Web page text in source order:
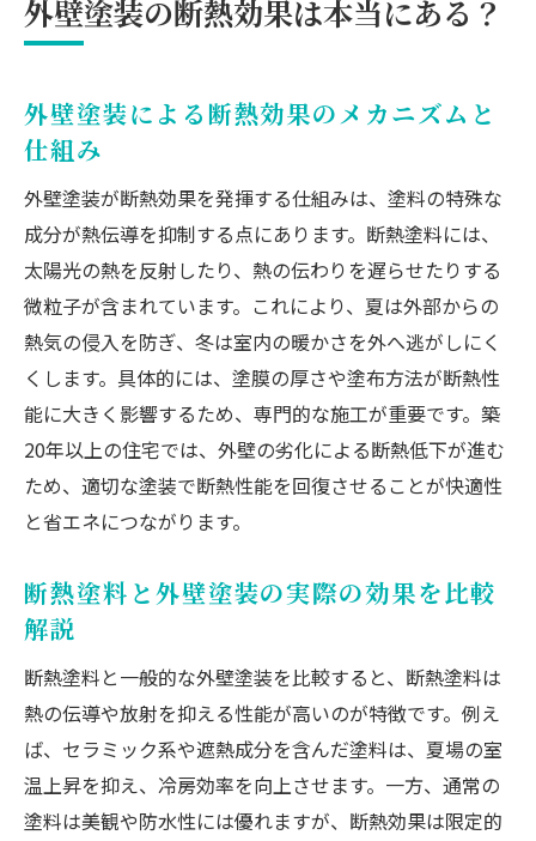
断熱壁や外壁塗装の補助金申請方法と注意
補助金でお得に実現する外壁塗装のポイン
断熱塗料の導入で補助金を活用する手順
外壁塗装と補助金を組み合わせた費用対策
省エネ外壁塗装で補助金を最大限に活用す
る
外壁塗装で長持ちする家を目指す方法
外壁塗装で家を長持ちさせるためのメンテ
ナンス術
断熱塗料を使った外壁塗装の耐久性向上策
外壁塗装の断熱効果を維持する定期点検の
重要性
長寿命な外壁塗装の秘訣と選び方のポイン
断熱壁と外壁塗装の効果的な組み合わせ事
外壁塗装の断熱効果は本当にある？
外壁塗装による断熱効果のメカニズムと
仕組み
外壁塗装が断熱効果を発揮する仕組みは、塗料の特殊な
成分が熱伝導を抑制する点にあります。断熱塗料には、
太陽光の熱を反射したり、熱の伝わりを遅らせたりする
微粒子が含まれています。これにより、夏は外部からの
熱気の侵入を防ぎ、冬は室内の暖かさを外へ逃がしにく
くします。具体的には、塗膜の厚さや塗布方法が断熱性
能に大きく影響するため、専門的な施工が重要です。築
20年以上の住宅では、外壁の劣化による断熱低下が進む
ため、適切な塗装で断熱性能を回復させることが快適性
と省エネにつながります。
断熱塗料と外壁塗装の実際の効果を比較
解説
断熱塗料と一般的な外壁塗装を比較すると、断熱塗料は
熱の伝導や放射を抑える性能が高いのが特徴です。例え
ば、セラミック系や遮熱成分を含んだ塗料は、夏場の室
温上昇を抑え、冷房効率を向上させます。一方、通常の
塗料は美観や防水性には優れますが、断熱効果は限定的